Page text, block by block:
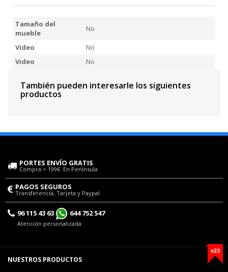
Tamaño del
mueble
No
Video
No
Video
No
También pueden interesarle los siguientes
productos
PORTES ENVÍO GRATIS
Compra > 199€. En Península
PAGOS SEGUROS
Transferencia, Tarjeta y Paypal
96 115 43 63 644 752 547
Atención personalizada
e23
NUESTROS PRODUCTOS